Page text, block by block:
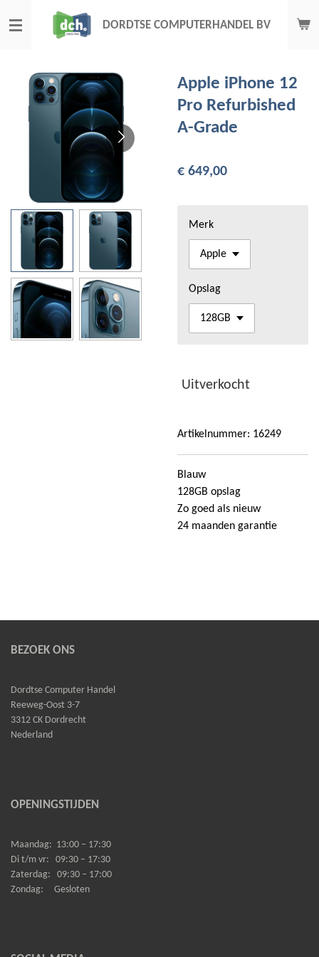
direct
hoofdinhoud
DORDTSE COMPUTERHANDEL BV
Apple iPhone 12
Pro Refurbished
A-Grade
€ 649,00
Merk
Opslag
Uitverkocht
Artikelnummer: 16249
Blauw
128GB opslag
Zo goed als nieuw
24 maanden garantie
BEZOEK ONS
Dordtse Computer Handel
Reeweg-Oost 3-7
3312 CK Dordrecht
Nederland
OPENINGSTIJDEN
Maandag: 13:00 – 17:30
Di t/m vr: 09:30 – 17:30
Zaterdag: 09:30 – 17:00
Zondag: Gesloten